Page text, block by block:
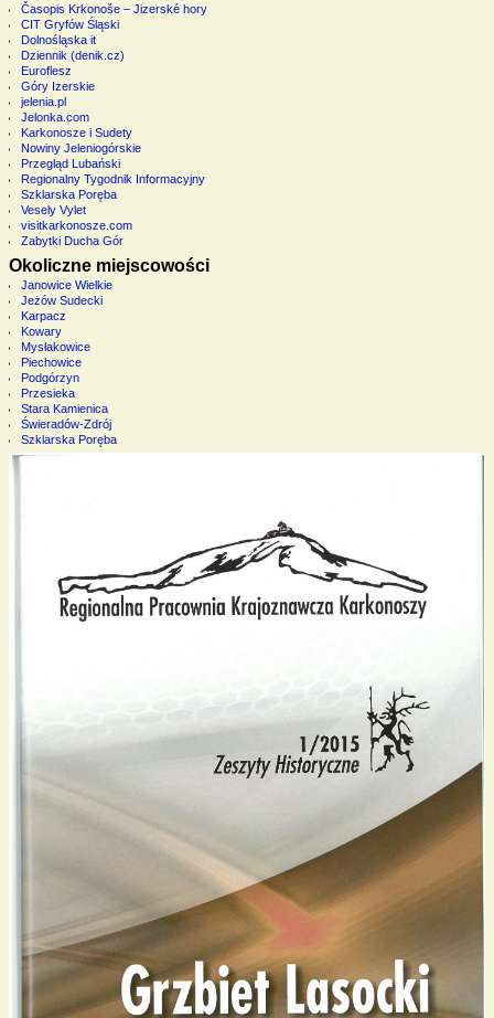
Časopis Krkonoše – Jizerské hory
CIT Gryfów Śląski
Dolnośląska it
Dziennik (denik.cz)
Euroflesz
Góry Izerskie
jelenia.pl
Jelonka.com
Karkonosze i Sudety
Nowiny Jeleniogórskie
Przegląd Lubański
Regionalny Tygodnik Informacyjny
Szklarska Poręba
Vesely Vylet
visitkarkonosze.com
Zabytki Ducha Gór
Okoliczne miejscowości
Janowice Wielkie
Jeżów Sudecki
Karpacz
Kowary
Mysłakowice
Piechowice
Podgórzyn
Przesieka
Stara Kamienica
Świeradów-Zdrój
Szklarska Poręba